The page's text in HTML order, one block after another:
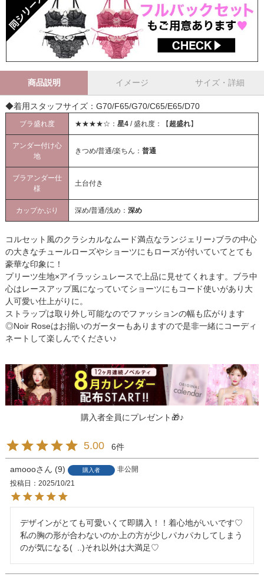
商品説明 イメージ サイズ・詳細
◆着用スタッフサイズ：G70/F65/G70/C65/E65/D70
ブラ盛れ度 ★★★★☆： 星4/ 盛れ度：【超盛れ】
アンダー付け心
地
きつめ/普通/楽ちん： 普通
ブラアンダー仕
様
土台付き
カップかぶり 深め/普通/浅め： 深め
コルセット風のクラシカルなムード満点なランジェリー♪ブラの中心
の大きなチュールローズやショーツにもローズが付いていてとても
豪華な印象に！
プリーツ生地×アイラッシュレースで上品に見せてくれます。ブラ中
心はレースアップ風になっていてショーツにもコード使いがあり大
人可愛い仕上がりに。
ストラップは取り外し可能なのでファッションの幅も広がります
◎Noir Roseはお揃いのガーターもありますので是非一緒にコーディ
ネートして楽しんでください♪
購入者全員にプレゼント🎁♪
5.00 6
amooo 9 購入者
非公開
投稿日
2025/10/21
デザインがとても可愛いくて即購入！！着心地がいいです♡
私の胸の形が合わないのか上の方が少しパカパカしてしまう
のが気になる(  ..)それ以外は大満足♡